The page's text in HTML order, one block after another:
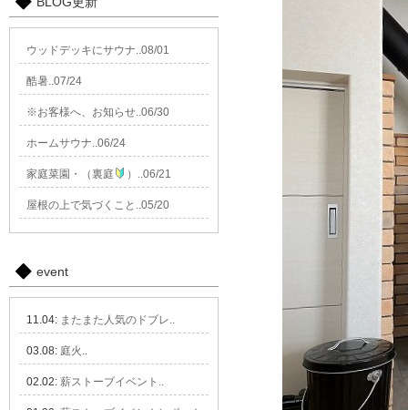
ウッドデッキにサウナ..08/01
酷暑..07/24
※お客様へ、お知らせ..06/30
ホームサウナ..06/24
家庭菜園・（裏庭 ）..06/21
屋根の上で気づくこと..05/20
event
11.04: またまた人気のドブレ..
03.08: 庭火..
02.02: 薪ストーブイベント..